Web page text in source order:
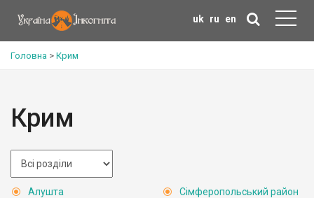
uk ru en
Головна > Крим
Крим
Алушта
Сімферопольський район